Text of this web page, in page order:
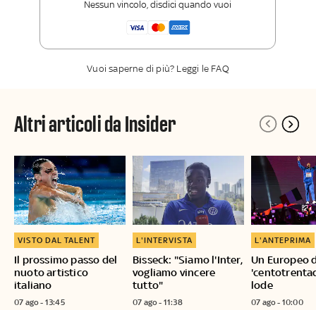
Sport
La newsletter esclusiva di Sky Sport
Nessun vincolo, disdici quando vuoi
Vuoi saperne di più? Leggi le FAQ
Altri articoli da Insider
Il prossimo passo del
nuoto artistico
italiano
VISTO DAL TALENT
07 ago - 13:45
Bisseck: "Siamo l'Inter,
vogliamo vincere
tutto"
L'INTERVISTA
07 ago - 11:38
Un Europeo
lode
L'ANTEPRIMA
07 ago - 10:00